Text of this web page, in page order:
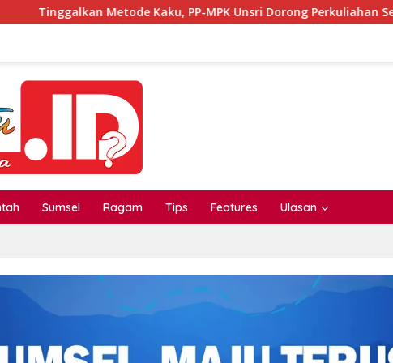
Kaku, PP-MPK Unsri Dorong Perkuliahan Seru Lewat Inovasi RPS
Sumsel Ragam Tips Features Ulasan